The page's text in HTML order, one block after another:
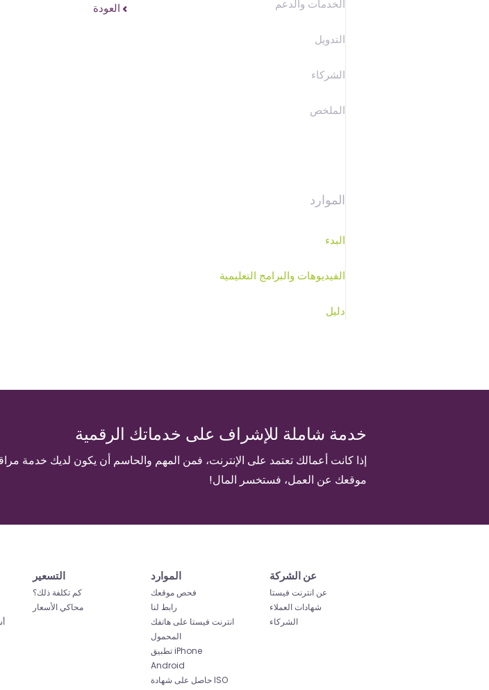
الخدمات والدعم
التدويل
الشركاء
الملخص
الموارد
البدء
الفيديوهات والبرامج التعليمية
دليل
العودة
خدمة شاملة للإشراف على خدماتك الرقمية
إذا كانت أعمالك تعتمد على الإنترنت، فمن المهم والحاسم أن يكون لديك خدمة
موقعك عن العمل، فستخسر المال!
التسعير
كم تكلفة ذلك؟
محاكي الأسعار
الموارد
فحص موقعك
رابط لنا
انترنت فيستا على هاتفك
المحمول
تطبيق iPhone
Android
حاصل على شهادة ISO
عن الشركة
عن انترنت فيستا
شهادات العملاء
الشركاء